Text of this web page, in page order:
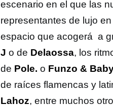
escenario en el que las
representantes de lujo en
espacio que acogerá a
J o de Delaossa, los
de Pole. o Funzo &
de raíces flamencas y
Lahoz, entre muchos